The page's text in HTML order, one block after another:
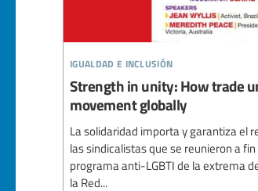
igualdad e inclusión
Strength in unity: How trade
movement globally
La solidaridad importa y garantiza el
las sindicalistas que se reunieron a
programa anti-LGBTI de la extrema
la Red...